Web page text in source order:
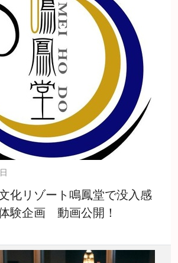
化リゾート鳴鳳堂で没入感
験企画 動画公開！